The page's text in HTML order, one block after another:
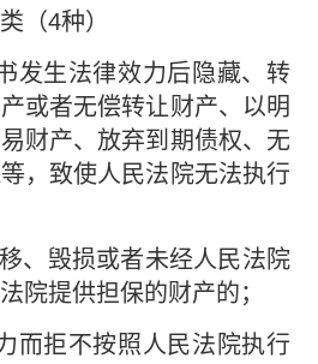
4种）
生法律效力后隐藏、转
或者无偿转让财产、以明
财产、放弃到期债权、无
，致使人民法院无法执行
毁损或者未经人民法院
院提供担保的财产的；
拒不按照人民法院执行